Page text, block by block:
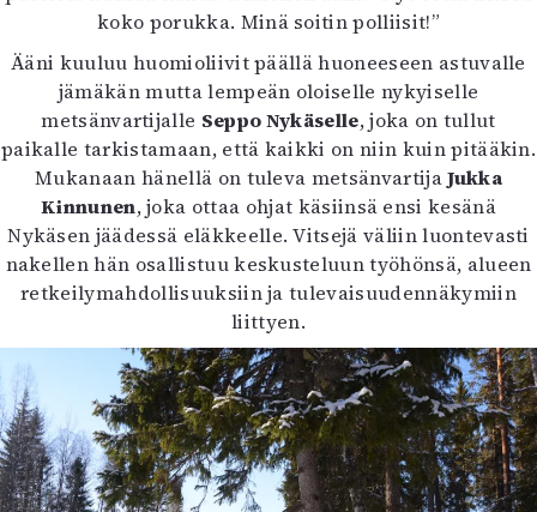
koko porukka. Minä soitin polliisit!”
Ääni kuuluu huomioliivit päällä huoneeseen astuvalle
jämäkän mutta lempeän oloiselle nykyiselle
metsänvartijalle Seppo Nykäselle, joka on tullut
paikalle tarkistamaan, että kaikki on niin kuin pitääkin.
Mukanaan hänellä on tuleva metsänvartijaJukka
Kinnunen, joka ottaa ohjat käsiinsä ensi kesänä
Nykäsen jäädessä eläkkeelle. Vitsejä väliin luontevasti
nakellen hän osallistuu keskusteluun työhönsä, alueen
retkeilymahdollisuuksiin ja tulevaisuudennäkymiin
liittyen.